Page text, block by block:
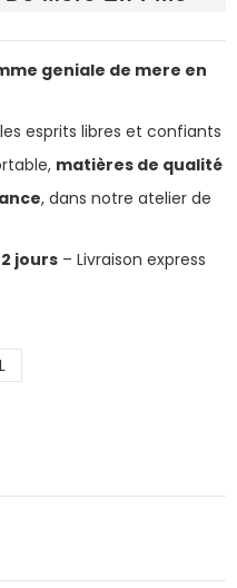
geniale de mere en
esprits libres et confiants
matières de qualité
, dans notre atelier de
2 jours– Livraison express